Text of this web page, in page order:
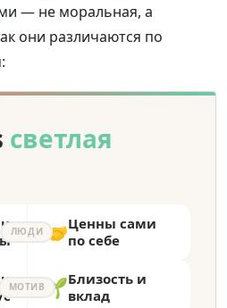
— не моральная, а
они различаются по
светлая
ЛЮДИ 🤝Ценны сами
по себе
МОТИВ🌱Близость и
вклад